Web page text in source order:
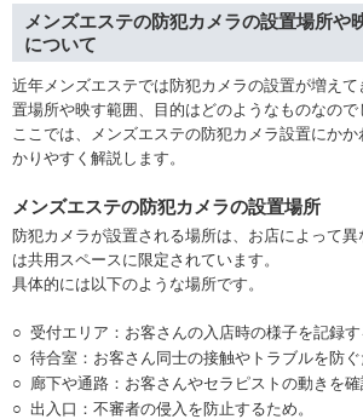
メンズエステの防犯カメラの設置場所や
について
近年メンズエステでは防犯カメラの設置が増え
置場所や映す範囲、目的はどのようなものなので
ここでは、メンズエステの防犯カメラ設置にか
かりやすく解説します。
メンズエステの防犯カメラの設置場所
防犯カメラが設置される場所は、お店によって異
は共用スペースに限定されています。
具体的には以下のような場所です。
受付エリア：お客さんの入店時の様子を記録す
待合室：お客さん同士の接触やトラブルを防ぐ
廊下や通路：お客さんやセラピストの動きを確
出入口：不審者の侵入を防止するため。